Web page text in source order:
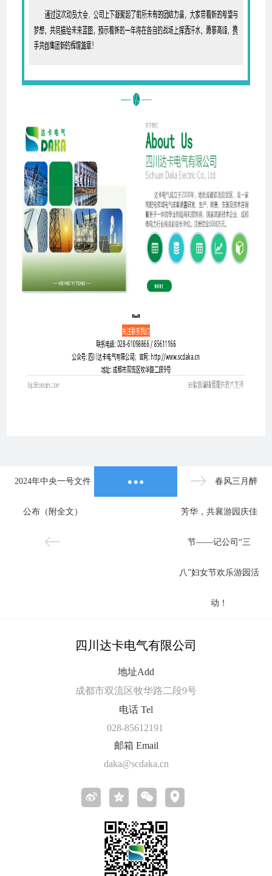
2024年中央一号文件
公布（附全文）
春风三月醉
芳华，共襄游园庆佳
节——记公司“三
八”妇女节欢乐游园活
动！
四川达卡电气有限公司
地址Add
成都市双流区牧华路二段9号
电话 Tel
028-85612191
邮箱 Email
daka@scdaka.cn